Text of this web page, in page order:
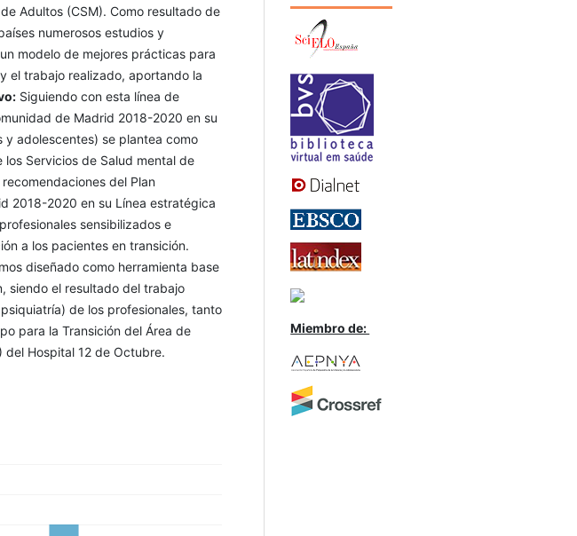
Adultos (CSM). Como resultado de
numerosos estudios y
modelo de mejores prácticas para
el trabajo realizado, aportando la
Siguiendo con esta línea de
de Madrid 2018-2020 en su
y adolescentes) se plantea como
Servicios de Salud mental de
del Plan
2018-2020 en su Línea estratégica
sensibilizados e
a los pacientes en transición.
diseñado como herramienta base
siendo el resultado del trabajo
de los profesionales, tanto
para la Transición del Área de
del Hospital 12 de Octubre.
Miembro de: